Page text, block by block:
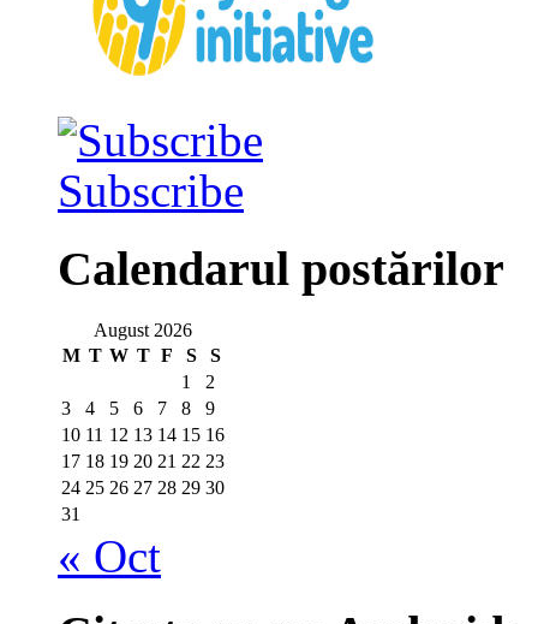
Subscribe
Calendarul postărilor
August 2026
M T W T F S
S
1
2
3
4 5 6 7 8
9
10 11 12 13 14 15 16
17 18 19 20 21 22 23
24 25 26 27 28 29 30
31
« Oct